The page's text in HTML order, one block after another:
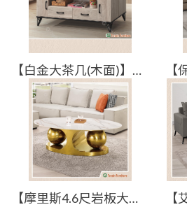
【白金大茶几(木面)】【2026-E256-1】【添興家具】
【摩里斯4.6尺岩板大茶几】【2024-B313-3】【添興家具】